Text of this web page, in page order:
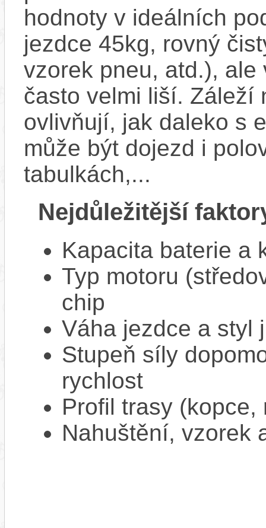
hodnoty v ideálních
jezdce 45kg, rovný
vzorek pneu, atd.),
často velmi liší. Záleží
ovlivňují, jak daleko s
může být dojezd i
tabulkách,...
Nejdůležitější
Kapacita baterie a
Typ motoru
chip
Váha jezdce a styl
Stupeň síly
rychlost
Profil trasy
Nahuštění, vzorek